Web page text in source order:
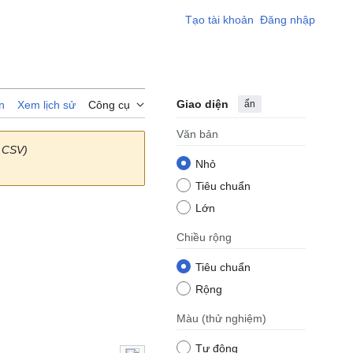
Tạo tài khoản Đăng nhập
Xem lịch sử Công cụ Giao diện ẩn
Văn bản
Nhỏ
Tiêu chuẩn
Lớn
Chiều rộng
Tiêu chuẩn
Rộng
Màu (thử nghiệm)
Tự động